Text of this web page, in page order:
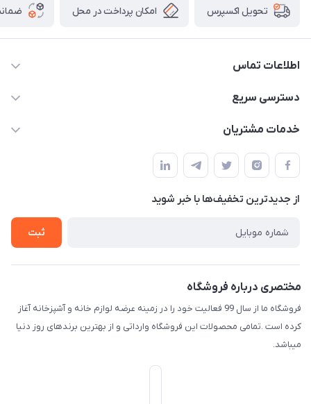
تحویل اکسپرس امکان پرداخت در محل
اطلاعات تماس
09165044753
دسترسی سریع
حساب کاربری
لیست محصولات
درباره ما
خدمات مشتریان
قوانین و مقررات
حریم خصوصی
راهنما
از جدید‌ترین تخفیف‌ها با‌ خبر شوید
ثبت
مختصری درباره فروشگاه
فروشگاه ما از سال 99 فعالیت خود را در زمینه عرضه لوازم خانه و آشپزخانه آغاز
کرده است .تمامی محصولات این فروشگاه وارداتی و از بهترین برندهای روز دنیا
میباشد.